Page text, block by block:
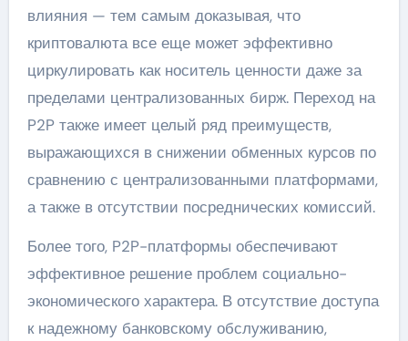
влияния — тем самым доказывая, что
криптовалюта все еще может эффективно
циркулировать как носитель ценности даже за
пределами централизованных бирж. Переход на
P2P также имеет целый ряд преимуществ,
выражающихся в снижении обменных курсов по
сравнению с централизованными платформами,
а также в отсутствии посреднических комиссий.
Более того, P2P-платформы обеспечивают
эффективное решение проблем социально-
экономического характера. В отсутствие доступа
к надежному банковскому обслуживанию,